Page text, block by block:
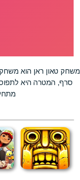
משחק טאון ראן הוא משחק
סרף, המטרה היא